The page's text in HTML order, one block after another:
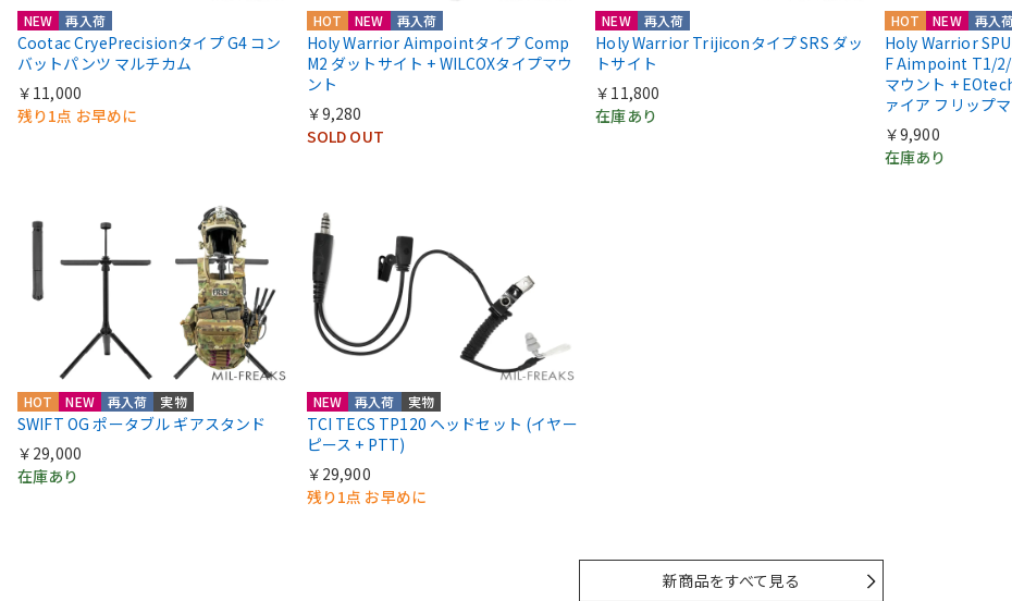
NEW 再入荷
Cootac CryePrecisionタイプ G4 コン
バットパンツ マルチカム
￥11,000
残り1点 お早めに
HOT NEW 再入荷
Holy Warrior Aimpointタイプ Comp
M2 ダットサイト + WILCOXタイプマウ
ント
￥9,280
SOLD OUT
NEW 再入荷
Holy Warrior Trijiconタイプ SRS ダッ
トサイト
￥11,800
在庫あり
HOT NEW 再入
Holy Warrior
F Aimpoint T1/2/
マウント +
ァイア フリップ
￥9,900
在庫あり
HOT NEW 再入荷 実物
SWIFT OG ポータブル ギアスタンド
￥29,000
在庫あり
NEW 再入荷 実物
TCI TECS TP120 ヘッドセット (イヤー
ピース + PTT)
￥29,900
残り1点 お早めに
新商品をすべて見る